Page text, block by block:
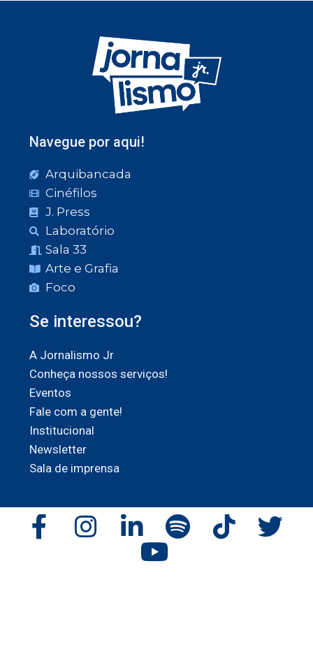
Navegue por aqui!
Arquibancada
Cinéfilos
J. Press
Laboratório
Sala 33
Arte e Grafia
Foco
Se interessou?
A Jornalismo Jr
Conheça nossos serviços!
Eventos
Fale com a gente!
Institucional
Newsletter
Sala de imprensa